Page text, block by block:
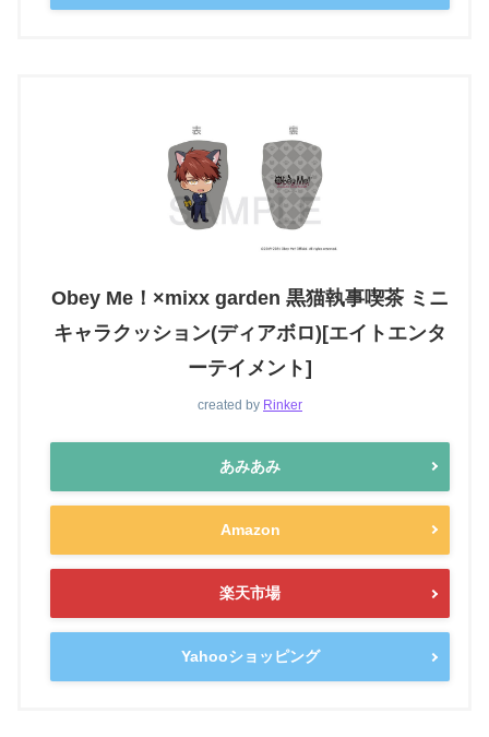
Obey Me！×mixx garden 黒猫執事喫茶 ミニ
キャラクッション(ディアボロ)[エイトエンタ
ーテイメント]
created by Rinker
あみあみ
Amazon
楽天市場
Yahooショッピング